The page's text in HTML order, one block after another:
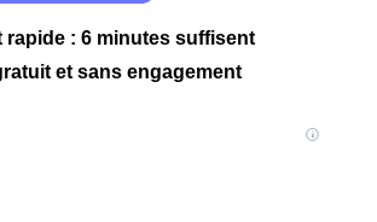
rapide : 6 minutes suffisent
et sans engagement